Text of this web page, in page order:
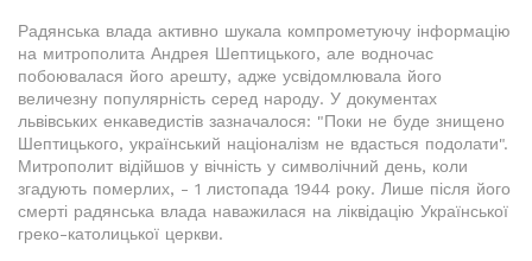
Радянська влада активно шукала компрометуючу інформацію
на митрополита Андрея Шептицького, але водночас
побоювалася його арешту, адже усвідомлювала його
величезну популярність серед народу. У документах
львівських енкаведистів зазначалося: "Поки не буде знищено
Шептицького, український націоналізм не вдасться подолати".
Митрополит відійшов у вічність у символічний день, коли
згадують померлих, - 1 листопада 1944 року. Лише після його
смерті радянська влада наважилася на ліквідацію Української
греко-католицької церкви.